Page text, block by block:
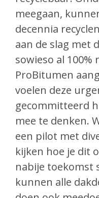
meegaan,
decennia
aan de slag met
sowieso al 100%
ProBitumen
voelen deze
gecommitteerd
mee te denken.
een pilot met
kijken hoe je dit
nabije toekomst
kunnen alle